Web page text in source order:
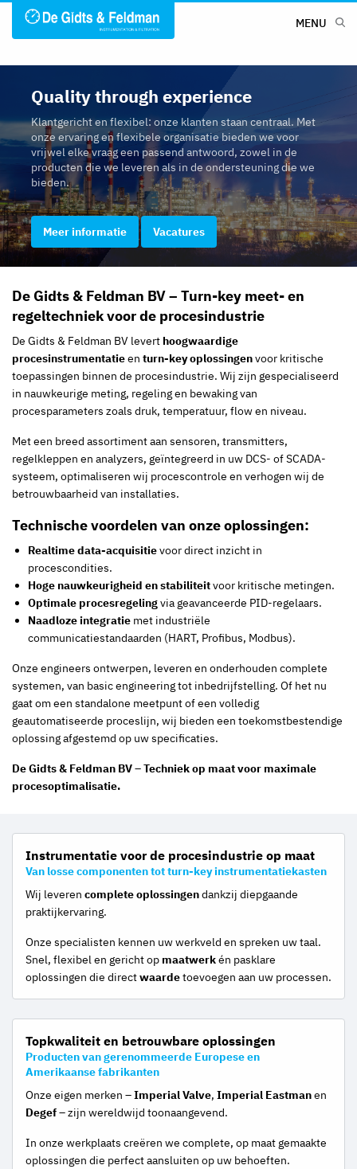
MENU
Quality through experience
Klantgericht en flexibel: onze klanten staan centraal. Met
onze ervaring en flexibele organisatie bieden we voor
vrijwel elke vraag een passend antwoord, zowel in de
producten die we leveren als in de ondersteuning die we
bieden.
Meer informatie Vacatures
De Gidts & Feldman BV – Turn-key meet- en
regeltechniek voor de procesindustrie
De Gidts & Feldman BV levert hoogwaardige
procesinstrumentatieen turn-key oplossingenvoor kritische
toepassingen binnen de procesindustrie. Wij zijn gespecialiseerd
in nauwkeurige meting, regeling en bewaking van
procesparameters zoals druk, temperatuur, flow en niveau.
Met een breed assortiment aan sensoren, transmitters,
regelkleppen en analyzers, geïntegreerd in uw DCS- of SCADA-
systeem, optimaliseren wij procescontrole en verhogen wij de
betrouwbaarheid van installaties.
Technische voordelen van onze oplossingen:
Realtime data-acquisitievoor direct inzicht in
procescondities.
Hoge nauwkeurigheid en stabiliteitvoor kritische metingen.
Optimale procesregelingvia geavanceerde PID-regelaars.
Naadloze integratie met industriële
communicatiestandaarden (HART, Profibus, Modbus).
Onze engineers ontwerpen, leveren en onderhouden complete
systemen, van basic engineering tot inbedrijfstelling. Of het nu
gaat om een standalone meetpunt of een volledig
geautomatiseerde proceslijn, wij bieden een toekomstbestendige
oplossing afgestemd op uw specificaties.
De Gidts & Feldman BV – Techniek op maat voor maximale
procesoptimalisatie.
Instrumentatie voor de procesindustrie op maat
Van losse componenten tot turn-key instrumentatiekasten
Wij leveren complete oplossingendankzij diepgaande
praktijkervaring.
Onze specialisten kennen uw werkveld en spreken uw taal.
Snel, flexibel en gericht op maatwerkén pasklare
oplossingen die directwaardetoevoegen aan uw processen.
Topkwaliteit en betrouwbare oplossingen
Producten van gerenommeerde Europese en
Amerikaanse fabrikanten
Onze eigen merken –Imperial Valve, Imperial Eastmanen
Degef– zijn wereldwijd toonaangevend.
In onze werkplaats creëren we complete, op maat gemaakte
oplossingen die perfect aansluiten op uw behoeften.